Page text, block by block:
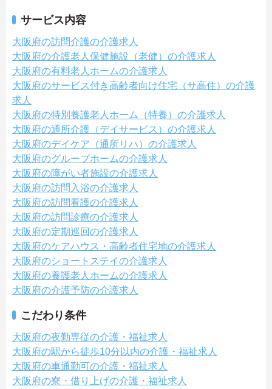
サービス内容
大阪府の訪問介護の介護求人
大阪府の介護老人保健施設（老健）の介護求人
大阪府の有料老人ホームの介護求人
大阪府のサービス付き高齢者向け住宅（サ高住）の介護
求人
大阪府の特別養護老人ホーム（特養）の介護求人
大阪府の通所介護（デイサービス）の介護求人
大阪府のデイケア（通所リハ）の介護求人
大阪府のグループホームの介護求人
大阪府の障がい者施設の介護求人
大阪府の訪問入浴の介護求人
大阪府の訪問看護の介護求人
大阪府の訪問診療の介護求人
大阪府の定期巡回の介護求人
大阪府のケアハウス・高齢者住宅地の介護求人
大阪府のショートステイの介護求人
大阪府の養護老人ホームの介護求人
大阪府の介護予防の介護求人
こだわり条件
大阪府の夜勤専従の介護・福祉求人
大阪府の駅から徒歩10分以内の介護・福祉求人
大阪府の車通勤可の介護・福祉求人
大阪府の寮・借り上げの介護・福祉求人